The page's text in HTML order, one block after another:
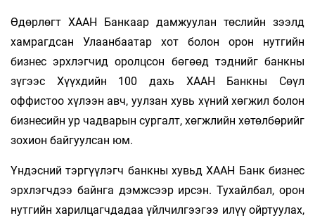
Өдөрлөгт ХААН Банкаар дамжуулан төслийн зээлд
хамрагдсан Улаанбаатар хот болон орон нутгийн
бизнес эрхлэгчид оролцсон бөгөөд тэднийг банкны
зүгээс Хүүхдийн 100 дахь ХААН Банкны Сөүл
оффистоо хүлээн авч, уулзан хувь хүний хөгжил болон
бизнесийн ур чадварын сургалт, хөгжлийн хөтөлбөрийг
зохион байгуулсан юм.
Үндэсний тэргүүлэгч банкны хувьд ХААН Банк бизнес
эрхлэгчдээ байнга дэмжсээр ирсэн. Тухайлбал, орон
нутгийн харилцагчдадаа үйлчилгээгээ илүү ойртуулах,